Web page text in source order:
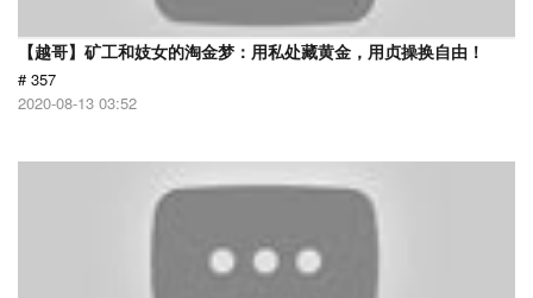
【越哥】矿工和妓女的淘金梦：用私处藏黄金，用贞操换自由！
# 357
2020-08-13 03:52